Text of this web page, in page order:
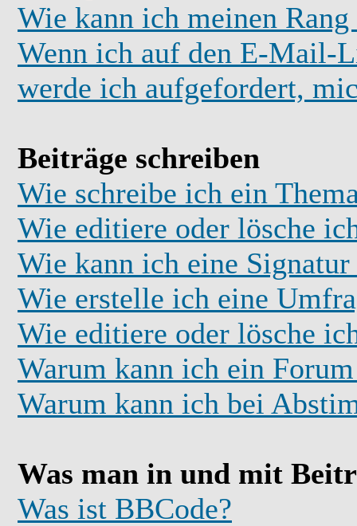
Wie kann ich meinen Rang
Wenn ich auf den E-Mail-
werde ich aufgefordert,
Beiträge schreiben
Wie schreibe ich ein
Wie editiere oder lösche
Wie kann ich eine Signatur
Wie erstelle ich eine
Wie editiere oder lösche
Warum kann ich ein
Warum kann ich bei
Was man in und mit
Was ist BBCode?